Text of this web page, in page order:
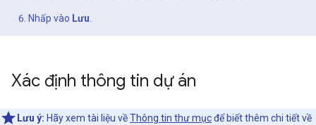
Nhấp vào Lưu.
Xác định thông tin dự án
Lưu ý: Hãy xem tài liệu vềThông tin thư mụcđể biết thêm chi tiết về